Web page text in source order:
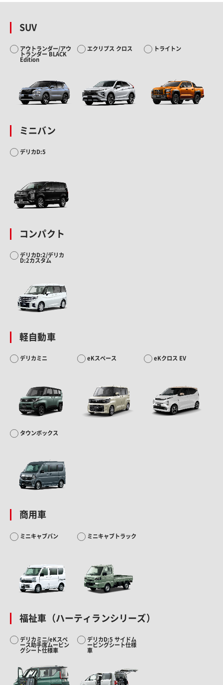
SUV
アウトランダー/アウ
トランダー BLACK
Edition
エクリプス クロス トライトン
ミニバン
デリカD:5
コンパクト
デリカD:2/デリカ
D:2カスタム
軽自動車
デリカミニ eKスペース eKクロス EV
タウンボックス
商用車
ミニキャブバン ミニキャブトラック
福祉車（ハーティランシリーズ）
デリカミニ/eKスペ
ース助手席ムービン
グシート仕様車
デリカD:5 サイドム
ービングシート仕様
車